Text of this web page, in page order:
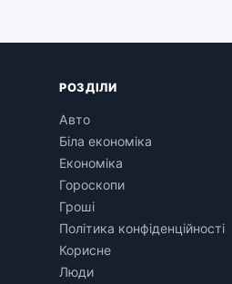
РОЗДІЛИ
Авто
Біла економіка
Економіка
Гороскопи
Гроші
Політика конфіденційності
Корисне
Люди